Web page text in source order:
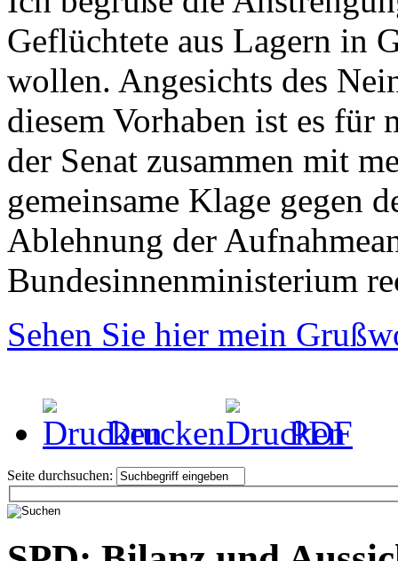
Geflüchtete aus Lagern in
wollen. Angesichts des
diesem Vorhaben ist es für
der Senat zusammen mit
gemeinsame Klage gegen
Ablehnung der
Bundesinnenministerium
Sehen Sie hier mein
Drucken PDF
Seite durchsuchen: